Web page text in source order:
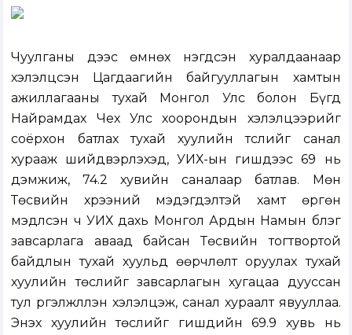
Чуулганы үдээс өмнөх нэгдсэн хуралдаанаар
хэлэлцсэн
Цагдаагийн байгууллагын хамтын
ажиллагааны тухай Монгол Улс болон Бүгд
Найрамдах Чех Улс хоорондын хэлэлцээрийг
соёрхон батлах тухай хуулийн төслийг санал
хурааж шийдвэрлэхэд, УИХ-ын гишүүдээс 69 нь
дэмжиж, 74.2 хувийн саналаар батлав. Мөн
Төсвийн хүрээний мэдэгдэлтэй хамт өргөн
мэдүүлсэн ч УИХ дахь Монгол Ардын Намын бүлэг
завсарлага аваад байсан Төсвийн тогтвортой
байдлын тухай хуульд өөрчлөлт оруулах тухай
хуулийн төслийг завсарлагын хугацаа дууссан
тул үргэлжлүүлэн хэлэлцэж, санал хураалт явууллаа.
Энэхүү хуулийн төслийг гишүүдийн 69.9 хувь нь